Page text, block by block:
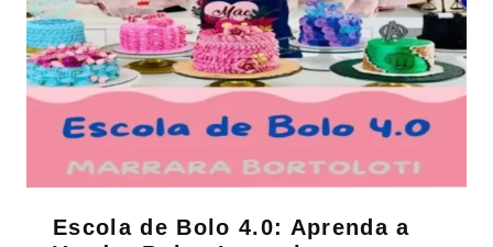
Escola de Bolo 4.0: Aprenda a